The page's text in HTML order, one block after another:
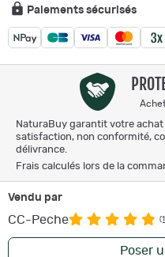
Paiements sécurisés
NaturaBuy garantit votre
satisfaction, non conformité,
délivrance.
Frais calculés lors de la
Vendu par
CC-Peche
Poser